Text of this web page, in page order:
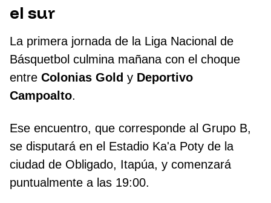
el sur
La primera jornada de la Liga Nacional de
Básquetbol culmina mañana con el choque
entre Colonias Gold y Deportivo
Campoalto.
Ese encuentro, que corresponde al Grupo B,
se disputará en el Estadio Ka'a Poty de la
ciudad de Obligado, Itapúa, y comenzará
puntualmente a las 19:00.